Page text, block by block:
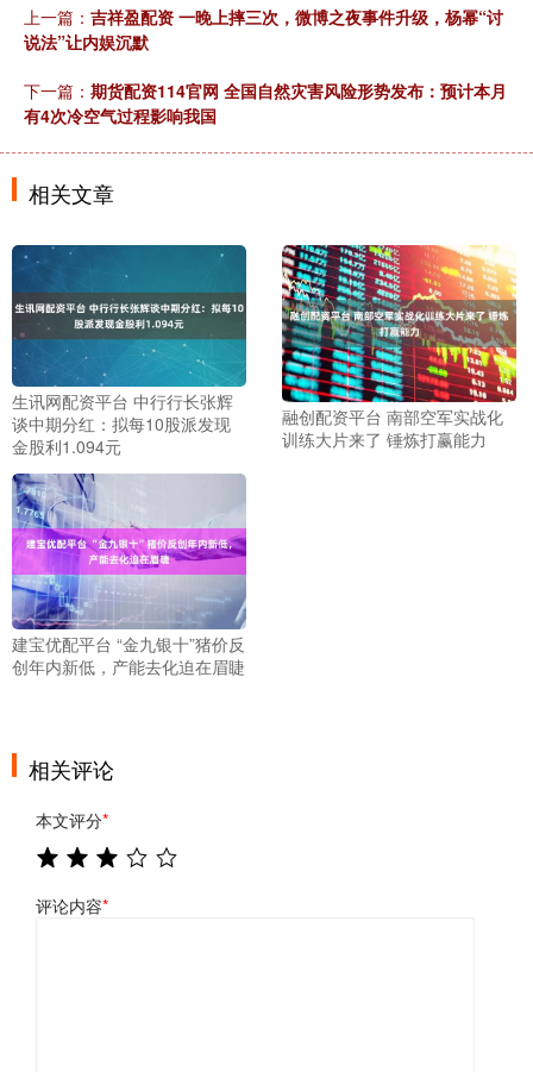
上一篇： 吉祥盈配资 一晚上摔三次，微博之夜事件升级，杨幂“讨
说法”让内娱沉默
下一篇： 期货配资114官网 全国自然灾害风险形势发布：预计本月
有4次冷空气过程影响我国
相关文章
生讯网配资平台 中行行长张辉
谈中期分红：拟每10股派发现
金股利1.094元
融创配资平台 南部空军实战化
训练大片来了 锤炼打赢能力
建宝优配平台 “金九银十”猪价反
创年内新低，产能去化迫在眉睫
相关评论
本文评分*
评论内容*